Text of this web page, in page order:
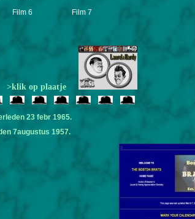
Film 6 Film 7
>klik op plaatje
23 febr 1965.
7augustus 1957.